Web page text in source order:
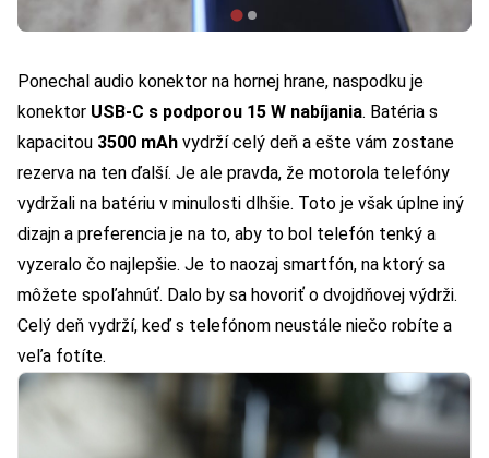
Ponechal audio konektor na hornej hrane, naspodku je
konektor USB-C s podporou 15 W nabíjania. Batéria s
kapacitou 3500 mAh vydrží celý deň a ešte vám zostane
rezerva na ten ďalší. Je ale pravda, že motorola telefóny
vydržali na batériu v minulosti dlhšie. Toto je však úplne iný
dizajn a preferencia je na to, aby to bol telefón tenký a
vyzeralo čo najlepšie. Je to naozaj smartfón, na ktorý sa
môžete spoľahnúť. Dalo by sa hovoriť o dvojdňovej výdrži.
Celý deň vydrží, keď s telefónom neustále niečo robíte a
veľa fotíte.